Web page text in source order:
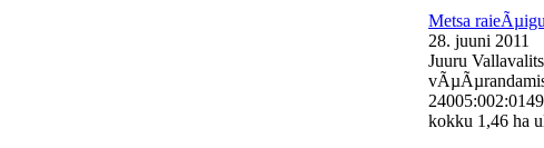
Metsa
28. juuni 2011
Juuru
kokku 1,46 ha